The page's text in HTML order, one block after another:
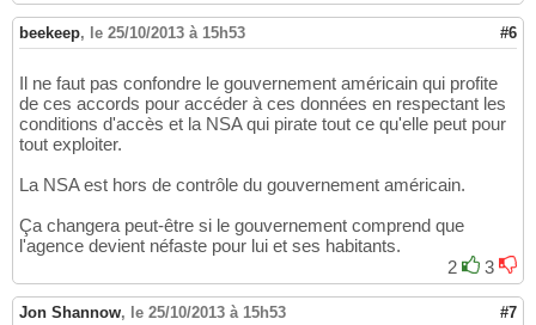
beekeep, le 25/10/2013 à 15h53 #6
Il ne faut pas confondre le gouvernement américain qui profite
de ces accords pour accéder à ces données en respectant les
conditions d'accès et la NSA qui pirate tout ce qu'elle peut pour
tout exploiter.
La NSA est hors de contrôle du gouvernement américain.
Ça changera peut-être si le gouvernement comprend que
l'agence devient néfaste pour lui et ses habitants.
2
3
Jon Shannow, le 25/10/2013 à 15h53 #7